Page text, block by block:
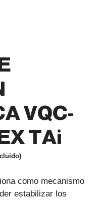
VQC-
TAi
como mecanismo
estabilizar los